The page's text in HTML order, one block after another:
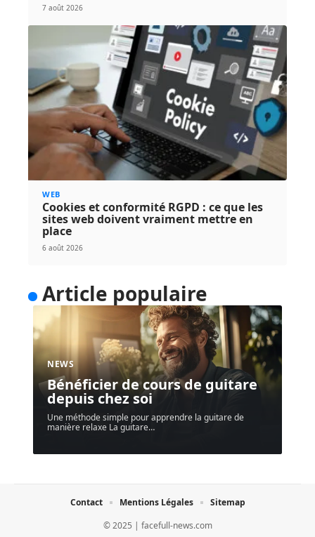
7 août 2026
WEB
Cookies et conformité RGPD : ce que les
sites web doivent vraiment mettre en
place
6 août 2026
Article populaire
NEWS
Bénéficier de cours de guitare
depuis chez soi
Une méthode simple pour apprendre la guitare de
manière relaxe La guitare…
© 2025 | facefull-news.com
Contact Mentions Légales Sitemap